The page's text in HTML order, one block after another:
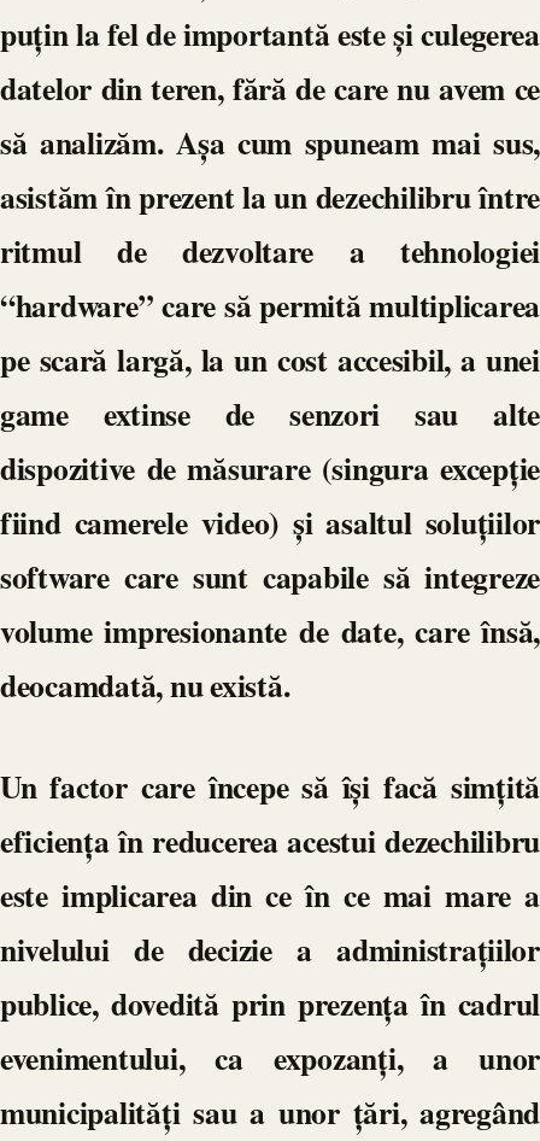
puțin la fel de importantă este și culegerea
datelor din teren, fără de care nu avem ce
să analizăm. Așa cum spuneam mai sus,
asistăm în prezent la un dezechilibru între
ritmul de dezvoltare a tehnologiei
“hardware” care să permită multiplicarea
pe scară largă, la un cost accesibil, a unei
game extinse de senzori sau alte
dispozitive de măsurare (singura excepție
fiind camerele video) și asaltul soluțiilor
software care sunt capabile să integreze
volume impresionante de date, care însă,
deocamdată, nu există.
Un factor care începe să își facă simțită
eficiența în reducerea acestui dezechilibru
este implicarea din ce în ce mai mare a
nivelului de decizie a administrațiilor
publice, dovedită prin prezența în cadrul
evenimentului, ca expozanți, a unor
municipalități sau a unor țări, agregând